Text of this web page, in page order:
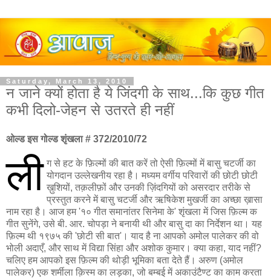
Saturday, March 13, 2010
न जाने क्यों होता है ये जिंदगी के साथ...कि कुछ गीत
कभी दिलो-जेहन से उतरते ही नहीं
ओल्ड इस गोल्ड शृंखला # 372/2010/72
ली ग से हट के फ़िल्मों की बात करें तो ऐसी फ़िल्मों में बासु चटर्जी का
योगदान उल्लेखनीय रहा है। मध्यम वर्गीय परिवारों की छोटी छोटी
ख़ुशियों, तक़लीफ़ों और उनकी ज़िंदगियों को असरदार तरीके से
प्रस्तुत करने में बासु चटर्जी और ऋषिकेश मुखर्जी का अच्छा ख़ासा
नाम रहा है। आज हम '१० गीत समानांतर सिनेमा के' शृंखला में जिस फ़िल्म क
गीत सुनेंगे, उसे बी. आर. चोपड़ा ने बनायी थी और बासु दा का निर्देशन था। यह
फ़िल्म थी १९७५ की 'छोटी सी बात'। याद है ना आपको अमोल पालेकर की वो
भोली अदाएँ, और साथ में विद्या सिंहा और अशोक कुमार। क्या कहा, याद नहीं?
चलिए हम आपको इस फ़िल्म की थोड़ी भूमिका बता देते हैं। अरुण (अमोल
पालेकर) एक शर्मीला क़िस्म का लड़का, जो बम्बई में अकाउंटैण्ट का काम करता